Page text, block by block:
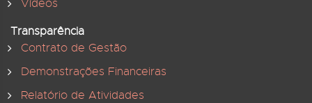
Vídeos
Transparência
Contrato de Gestão
Demonstrações Financeiras
Relatório de Atividades